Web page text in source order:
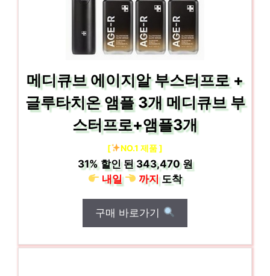
메디큐브 에이지알 부스터프로 +
글루타치온 앰플 3개 메디큐브 부
스터프로+앰플3개
[ NO.1 제품 ]
31%할인 된343,470 원
내일
까지도착
구매 바로가기